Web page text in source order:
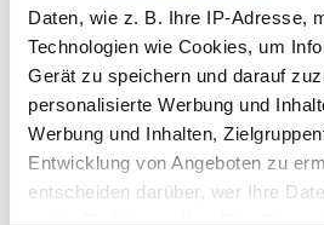
Daten, wie z. B. Ihre IP-Adresse,
Technologien wie Cookies, um
Gerät zu speichern und darauf
personalisierte Werbung und
Werbung und Inhalten,
Entwicklung von Angeboten zu
entscheiden darüber, wer Ihre